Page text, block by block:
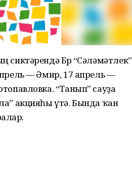
Бөрө “Сәләмәтлек”
— Әмир, 17 апрель —
“Танып” сауҙа
акцияһы үтә. Бында ҡан